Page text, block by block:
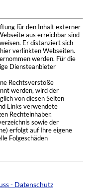
für den Inhalt externer
aus erreichbar sind
Er distanziert sich
verlinkten Webseiten.
werden. Für die
Diensteanbieter
Rechtsverstöße
werden, wird der
von diesen Seiten
Links verwendete
Rechteinhaber.
sowie der
erfolgt auf Ihre eigene
Folgeschäden
- Datenschutz